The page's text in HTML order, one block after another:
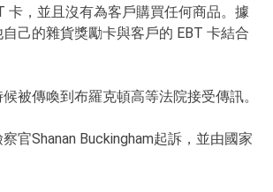
卡，並且沒有為客戶購買任何商品。據
己的雜貨獎勵卡與客戶的 EBT 卡結合
被傳喚到布羅克頓高等法院接受傳訊。
官Shanan Buckingham起訴，並由國家